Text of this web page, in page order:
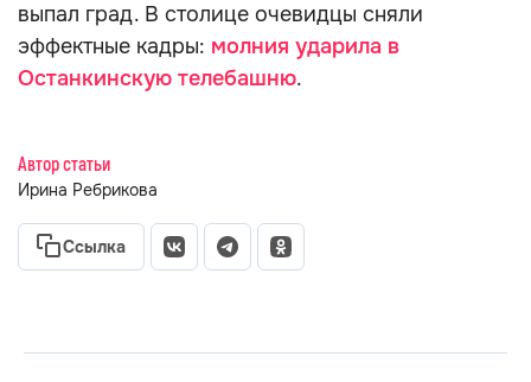
выпал град. В столице очевидцы сняли
эффектные кадры: молния ударила в
Останкинскую телебашню.
Автор статьи
Ирина Ребрикова
Ссылка